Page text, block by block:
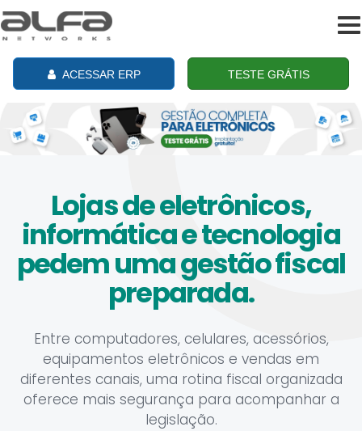
ACESSAR ERP TESTE GRÁTIS
Lojas de eletrônicos,
informática e tecnologia
pedem uma gestão fiscal
preparada.
Entre computadores, celulares, acessórios,
equipamentos eletrônicos e vendas em
diferentes canais, uma rotina fiscal organizada
oferece mais segurança para acompanhar a
legislação.